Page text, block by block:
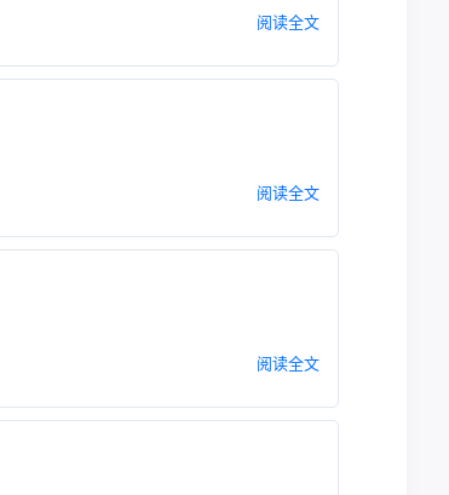
阅读全文
阅读全文
阅读全文